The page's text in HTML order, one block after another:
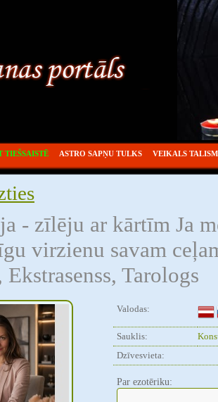
TIEŠSAISTĒ ASTRO SAPŅU TULKS VEIKALS
- zīlēju ar kārtīm Ja
virzienu savam
Tarologs
Valodas:
Sauklis:
Dzīvesvieta:
Par ezotēriku: